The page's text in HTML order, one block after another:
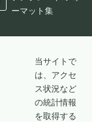
ーマット集
当サイトで
は、アクセ
ス状況など
の統計情報
を取得する